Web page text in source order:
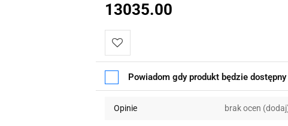
13035.00
Do
przechowalni
Powiadom gdy produkt będzie dostępny
Opinie brak ocen